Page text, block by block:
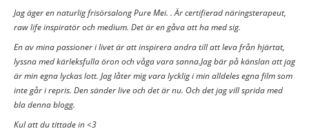
Jag äger en naturlig frisörsalong Pure Mei. . Är certifierad näringsterapeut,
raw life inspiratör och medium. Det är en gåva att ha med sig.
En av mina passioner i livet är att inspirera andra till att leva från hjärtat,
lyssna med kärleksfulla öron och våga vara sanna.Jag bär på känslan att jag
är min egna lyckas lott. Jag låter mig vara lycklig i min alldeles egna film som
inte går i repris. Den sänder live och det är nu. Och det jag vill sprida med
bla denna blogg.
Kul att du tittade in <3